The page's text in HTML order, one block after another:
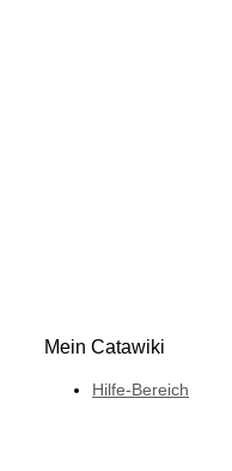
Mein Catawiki
Hilfe-Bereich